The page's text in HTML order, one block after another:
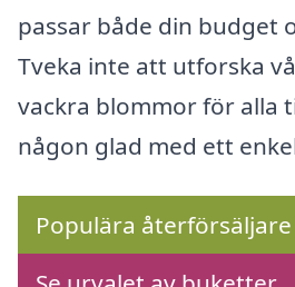
passar både din budget
Tveka inte att utforska
vackra blommor för alla
någon glad med ett
Populära återförsäljare